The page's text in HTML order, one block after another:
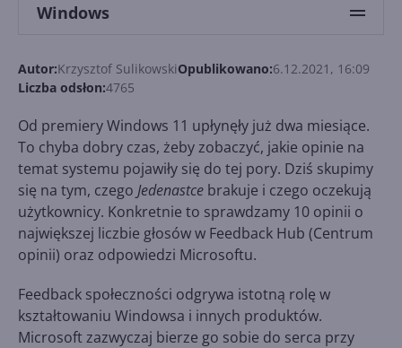
Windows
Autor:Krzysztof SulikowskiOpublikowano:6.12.2021, 16:09
Liczba odsłon:4765
Od premiery Windows 11 upłynęły już dwa miesiące.
To chyba dobry czas, żeby zobaczyć, jakie opinie na
temat systemu pojawiły się do tej pory. Dziś skupimy
się na tym, czego Jedenastce brakuje i czego oczekują
użytkownicy. Konkretnie to sprawdzamy 10 opinii o
największej liczbie głosów w Feedback Hub (Centrum
opinii) oraz odpowiedzi Microsoftu.
Feedback społeczności odgrywa istotną rolę w
kształtowaniu Windowsa i innych produktów.
Microsoft zazwyczaj bierze go sobie do serca przy